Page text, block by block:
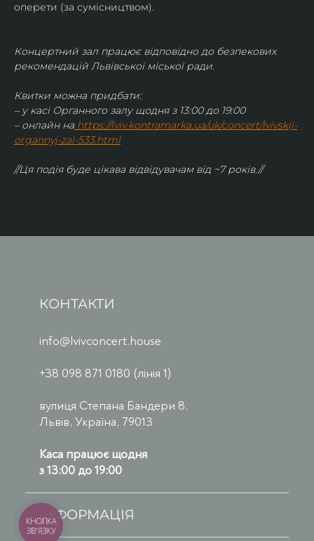
оперети (за сумісництвом).
Концертний зал працює відповідно до безпекових
рекомендацій Львівської міської ради.
Квитки можна придбати:
– у касі Органного залу щодня з 13:00 до 19:00
– онлайн на https://lviv.kontramarka.ua/uk/concert/lvivskij-
organnyj-zal-533.html
//Ця подія буде цікава відвідувачам від ~7 років.//
КОНТАКТИ
info@lvivconcert.house
+38 098 871 0180 (лінія 1)
вулиця Степана Бандери 8,
Львів, Україна, 79013
Каса працює щодня
з 13:00 до 19:00
ІНФОРМАЦІЯ
КНОПКА
ЗВ'ЯЗКУ